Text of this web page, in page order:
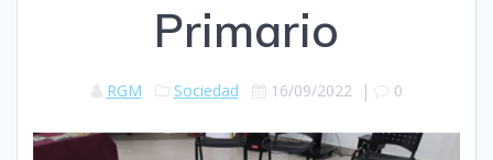
Primario
RGM Sociedad 16/09/2022| 0